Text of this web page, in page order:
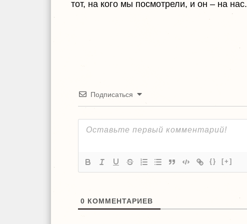
тот, на кого мы посмотрели, и он – на нас.
Подписаться
{} [+]
0 КОММЕНТАРИЕВ